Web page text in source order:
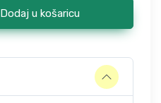
Dodaj u košaricu